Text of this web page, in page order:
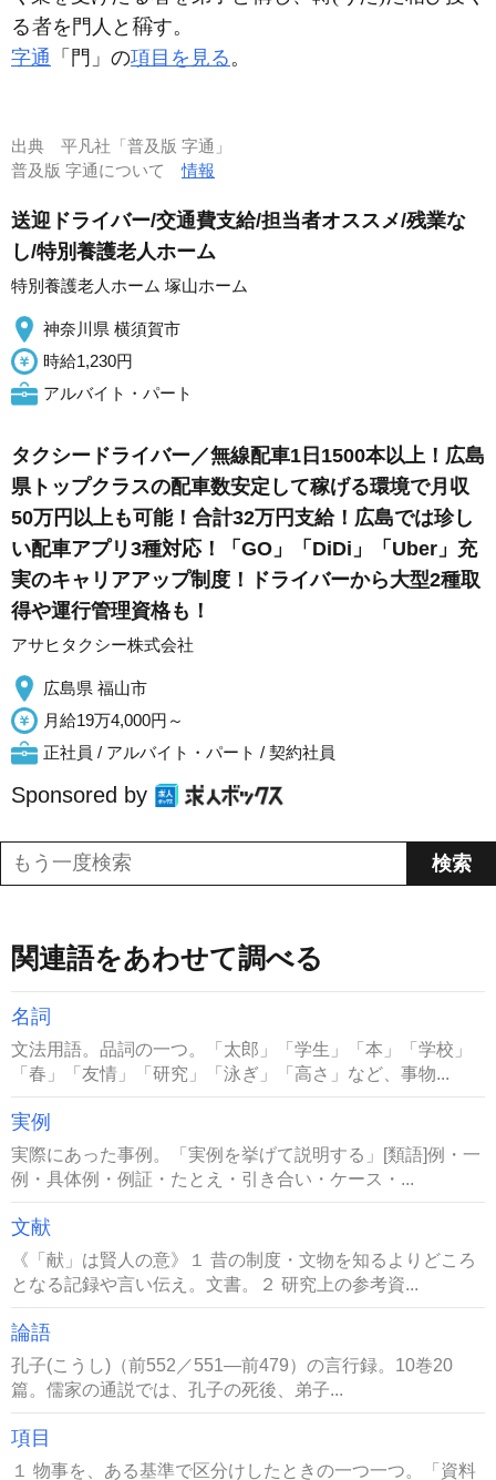
る
を門人と
す。
字通 「門」の項目を見る。
出典 平凡社「普及版 字通」
普及版 字通について情報
送迎ドライバー/交通費支給/担当者オススメ/残業な
し/特別養護老人ホーム
特別養護老人ホーム 塚山ホーム
神奈川県 横須賀市
時給1,230円
アルバイト・パート
タクシードライバー／無線配車1日1500本以上！広島
県トップクラスの配車数安定して稼げる環境で月収
50万円以上も可能！合計32万円支給！広島では珍し
い配車アプリ3種対応！「GO」「DiDi」「Uber」充
実のキャリアアップ制度！ドライバーから大型2種取
得や運行管理資格も！
アサヒタクシー株式会社
広島県 福山市
月給19万4,000円～
正社員 / アルバイト・パート / 契約社員
Sponsored by
関連語をあわせて調べる
名詞
文法用語。品詞の一つ。「太郎」「学生」「本」「学校」
「春」「友情」「研究」「泳ぎ」「高さ」など、事物...
実例
実際にあった事例。「実例を挙げて説明する」[類語]例・一
例・具体例・例証・たとえ・引き合い・ケース・...
文献
《「献」は賢人の意》１ 昔の制度・文物を知るよりどころ
となる記録や言い伝え。文書。２ 研究上の参考資...
論語
孔子(こうし)（前552／551―前479）の言行録。10巻20
篇。儒家の通説では、孔子の死後、弟子...
項目
１ 物事を、ある基準で区分けしたときの一つ一つ。「資料